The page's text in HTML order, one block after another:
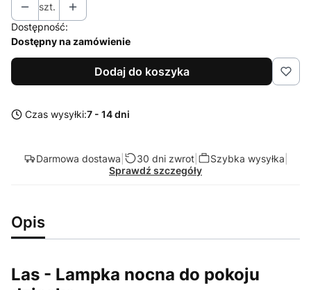
szt.
Dostępność:
Dostępny na zamówienie
Dodaj do koszyka
Czas wysyłki:7 - 14 dni
Darmowa dostawa 30 dni zwrot| Szybka wysyłka
Sprawdź szczegóły
Opis
Las - Lampka nocna do pokoju